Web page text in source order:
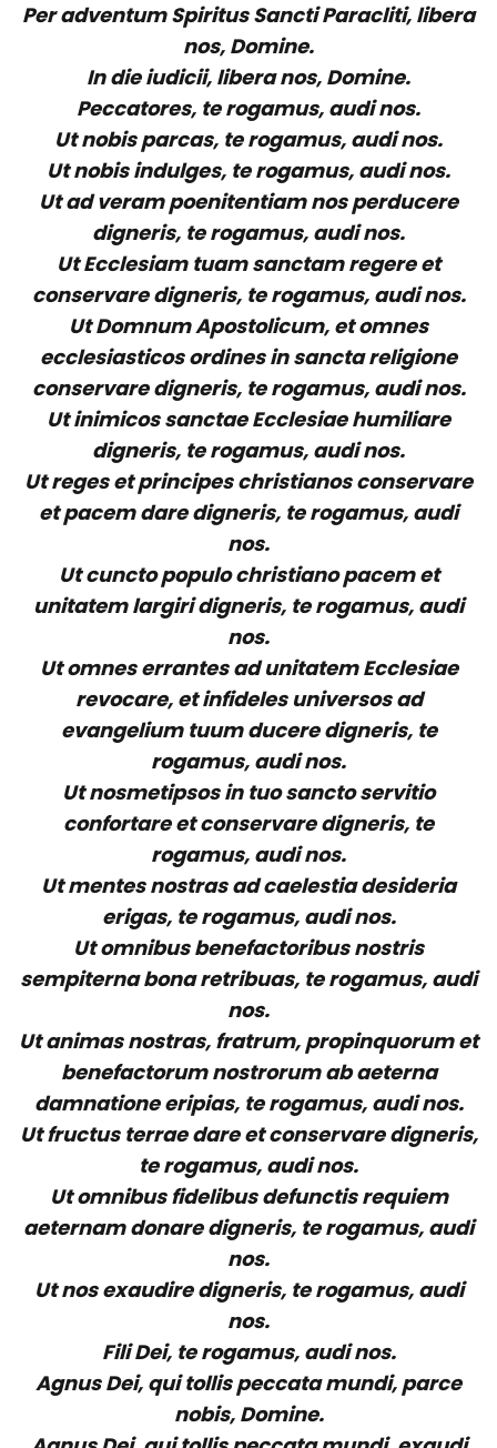
Per adventum Spiritus Sancti Paracliti, libera
nos, Domine.
In die iudicii, libera nos, Domine.
Peccatores, te rogamus, audi nos.
Ut nobis parcas, te rogamus, audi nos.
Ut nobis indulges, te rogamus, audi nos.
Ut ad veram poenitentiam nos perducere
digneris, te rogamus, audi nos.
Ut Ecclesiam tuam sanctam regere et
conservare digneris, te rogamus, audi nos.
Ut Domnum Apostolicum, et omnes
ecclesiasticos ordines in sancta religione
conservare digneris, te rogamus, audi nos.
Ut inimicos sanctae Ecclesiae humiliare
digneris, te rogamus, audi nos.
Ut reges et principes christianos conservare
et pacem dare digneris, te rogamus, audi
nos.
Ut cuncto populo christiano pacem et
unitatem largiri digneris, te rogamus, audi
nos.
Ut omnes errantes ad unitatem Ecclesiae
revocare, et infideles universos ad
evangelium tuum ducere digneris, te
rogamus, audi nos.
Ut nosmetipsos in tuo sancto servitio
confortare et conservare digneris, te
rogamus, audi nos.
Ut mentes nostras ad caelestia desideria
erigas, te rogamus, audi nos.
Ut omnibus benefactoribus nostris
sempiterna bona retribuas, te rogamus, audi
nos.
Ut animas nostras, fratrum, propinquorum et
benefactorum nostrorum ab aeterna
damnatione eripias, te rogamus, audi nos.
Ut fructus terrae dare et conservare digneris,
te rogamus, audi nos.
Ut omnibus fidelibus defunctis requiem
aeternam donare digneris, te rogamus, audi
nos.
Ut nos exaudire digneris, te rogamus, audi
nos.
Fili Dei, te rogamus, audi nos.
Agnus Dei, qui tollis peccata mundi, parce
nobis, Domine.